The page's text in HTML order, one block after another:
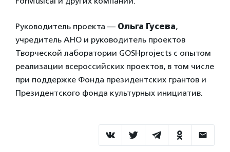
Руководитель проекта — Ольга Гусева,
учредитель АНО и руководитель проектов
Творческой лаборатории GOSHprojects с опытом
реализации всероссийских проектов, в том числе
при поддержке Фонда президентских грантов и
Президентского фонда культурных инициатив.